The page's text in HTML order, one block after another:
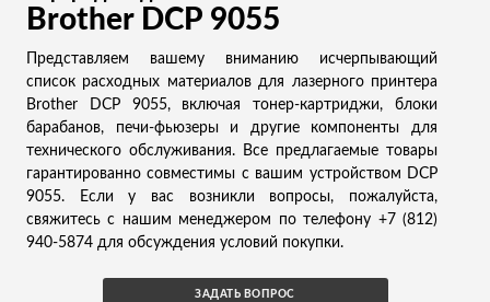
Brother DCP 9055
Представляем вашему вниманию исчерпывающий
список расходных материалов для лазерного принтера
Brother DCP 9055, включая тонер-картриджи, блоки
барабанов, печи-фьюзеры и другие компоненты для
технического обслуживания. Все предлагаемые товары
гарантированно совместимы с вашим устройством DCP
9055. Если у вас возникли вопросы, пожалуйста,
свяжитесь с нашим менеджером по телефону +7 (812)
940-5874 для обсуждения условий покупки.
ЗАДАТЬ ВОПРОС